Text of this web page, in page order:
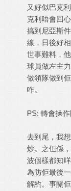
又好似巴克
克利唔會回
搞到尼亞斯
線，日後好相
世事難料，
球員做左主
做領隊做到
咋。
PS: 轉會操
去到尾，我
炒。之但係
波個樣都知咩
為防佢最後
解約。事關